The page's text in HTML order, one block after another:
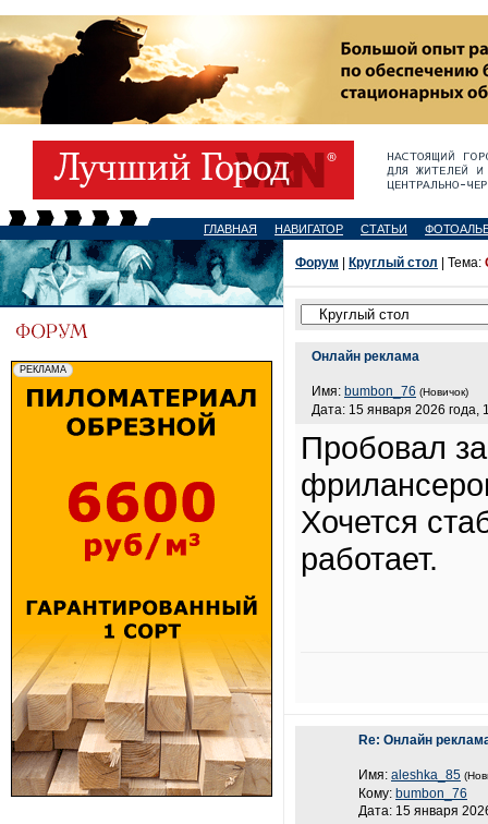
ГЛАВНАЯ НАВИГАТОР СТАТЬИ
Форум Круглый стол | Тема:
Онлайн реклама
Имя: bumbon_76 (Новичок)
Дата: 15 января 2026 года,
Пробовал
Хочется
работает.
Re: Онлайн
Имя: aleshka_85
Кому: bumbon_76
Дата: 15 января